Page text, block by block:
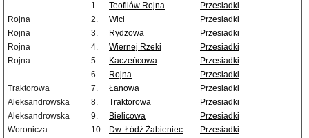
1.
Teofilów Rojna
Przesiadki
Rojna
2. Wici
Przesiadki
Rojna
3. Rydzowa
Przesiadki
Rojna
4. Wiernej Rzeki
Przesiadki
Rojna
5. Kaczeńcowa
Przesiadki
6.
Rojna
Przesiadki
Traktorowa
7. Łanowa
Przesiadki
Aleksandrowska
8. Traktorowa
Przesiadki
Aleksandrowska
9. Bielicowa
Przesiadki
Woronicza
10. Dw. Łódź Żabieniec
Przesiadki